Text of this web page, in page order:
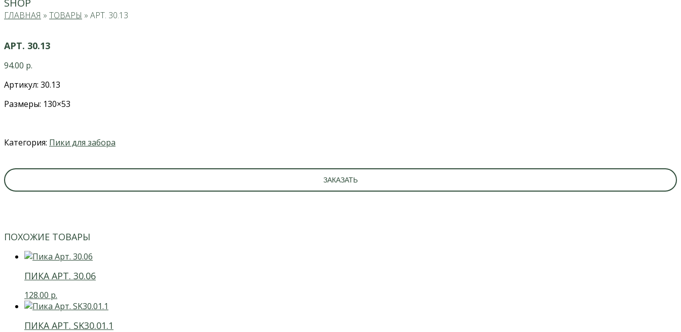
SHOP
ГЛАВНАЯ » ТОВАРЫ » АРТ. 30.13
АРТ. 30.13
94.00 р.
Артикул: 30.13
Размеры: 130×53
Категория: Пики для забора
ЗАКАЗАТЬ
ПОХОЖИЕ ТОВАРЫ
ПИКА АРТ. 30.06
128.00 р.
ПИКА АРТ. SK30.01.1